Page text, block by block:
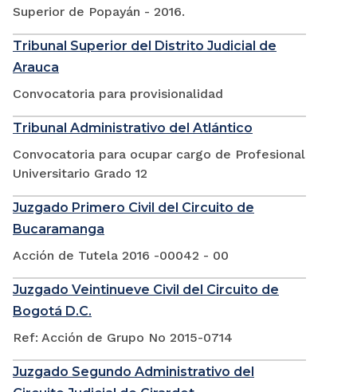
Superior de Popayán - 2016.
Tribunal Superior del Distrito Judicial de
Arauca
Convocatoria para provisionalidad
Tribunal Administrativo del Atlántico
Convocatoria para ocupar cargo de Profesional
Universitario Grado 12
Juzgado Primero Civil del Circuito de
Bucaramanga
Acción de Tutela 2016 -00042 - 00
Juzgado Veintinueve Civil del Circuito de
Bogotá D.C.
Ref: Acción de Grupo No 2015-0714
Juzgado Segundo Administrativo del